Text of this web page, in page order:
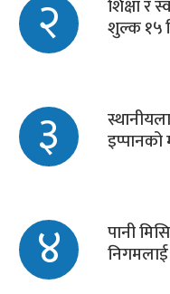
२ शिक्षा र
शुल्क १५
३ इप्पानको
४ पानी